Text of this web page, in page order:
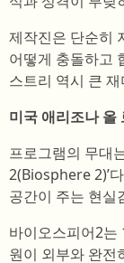
제작진은 단순히
어떻게 충돌하고
스트리 역시 큰
미국 애리조나
프로그램의 무대
2(Biosphere 2)’
공간이 주는 현실
바이오스피어2는
원이 외부와 완전